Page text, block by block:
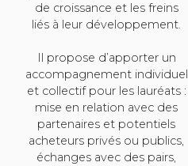
de croissance et les freins
liés à leur développement.
Il propose d’apporter un
accompagnement individuel
et collectif pour les lauréats :
mise en relation avec des
partenaires et potentiels
acheteurs privés ou publics,
échanges avec des pairs,